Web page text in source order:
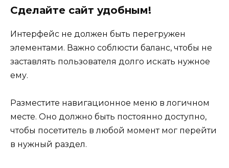
Сделайте сайт удобным!
Интерфейс не должен быть перегружен
элементами. Важно соблюсти баланс, чтобы не
заставлять пользователя долго искать нужное
ему.
Разместите навигационное меню в логичном
месте. Оно должно быть постоянно доступно,
чтобы посетитель в любой момент мог перейти
в нужный раздел.